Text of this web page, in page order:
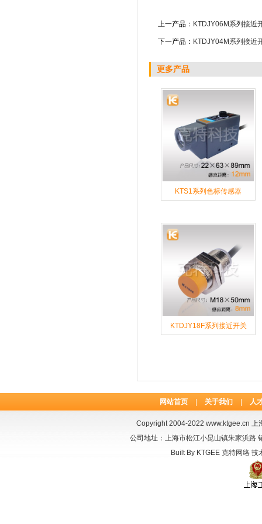
上一产品： KTDJY06M系列接近
下一产品： KTDJY04M系列接近
更多产品
KTS1系列色标传感器
KTDJY18F系列接近开关
网站首页 关于我们 人
Copyright 2004-2022 www.ktgee.cn 上
公司地址：上海市松江小昆山镇朱家浜路
Built By KTGEE 克特网络技